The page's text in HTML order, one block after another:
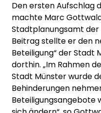
Den ersten Aufschlag
machte Marc
Stadtplanungsamt der
Beitrag stellte er den
Beteiligung“ der Stadt
dorthin. „Im Rahmen
Stadt Münster wurde
Behinderungen
Beteiligungsangebote